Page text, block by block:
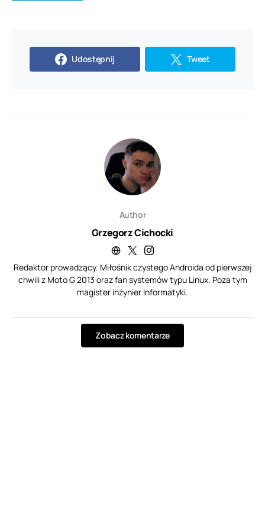
Udostępnij Tweet
Author
Grzegorz Cichocki
Redaktor prowadzący. Miłośnik czystego Androida od pierwszej
chwili z Moto G 2013 oraz fan systemów typu Linux. Poza tym
magister inżynier Informatyki.
Zobacz komentarze